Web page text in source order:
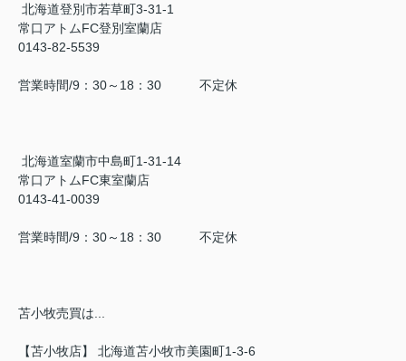
北海道登別市若草町3-31-1
常口アトムFC登別室蘭店
0143-82-5539
営業時間/9：30～18：30 不定休
北海道室蘭市中島町1-31-14
常口アトムFC東室蘭店
0143-41-0039
営業時間/9：30～18：30 不定休
苫小牧売買は...
【苫小牧店】 北海道苫小牧市美園町1-3-6